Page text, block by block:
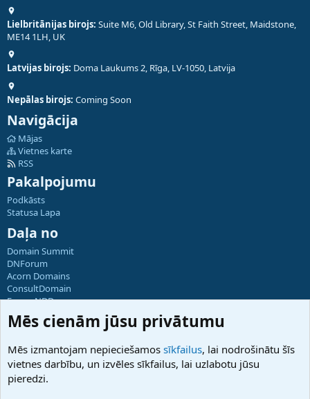
Lielbritānijas birojs: Suite M6, Old Library, St Faith Street, Maidstone,
ME14 1LH, UK
Latvijas birojs: Doma Laukums 2, Rīga, LV-1050, Latvija
Nepālas birojs: Coming Soon
Navigācija
Mājas
Vietnes karte
RSS
Pakalpojumu
Podkāsts
Statusa Lapa
Daļa no
Domain Summit
DNForum
Acorn Domains
ConsultDomain
ForumNDD
Domainforum.ro
27.be
Hostmaria
Atbalsts
Mēs cienām jūsu privātumu
Mēs izmantojam nepieciešamos sīkfailus, lai nodrošinātu šīs
vietnes darbību, un izvēles sīkfailus, lai uzlabotu jūsu
pieredzi.